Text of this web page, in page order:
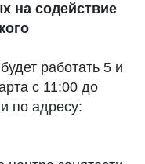
на содействие
работать 5 и
с 11:00 до
по адресу: